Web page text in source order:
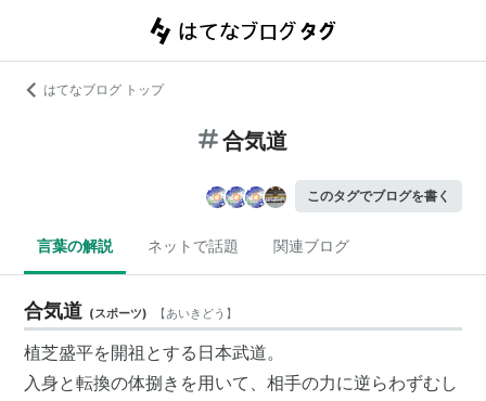
はてなブログ トップ
合気道
このタグでブログを書く
言葉の解説 ネットで話題 関連ブログ
合気道 (スポーツ) 【あいきどう 】
植芝盛平を開祖とする日本武道。
入身と転換の体捌きを用いて、相手の力に逆らわずむし